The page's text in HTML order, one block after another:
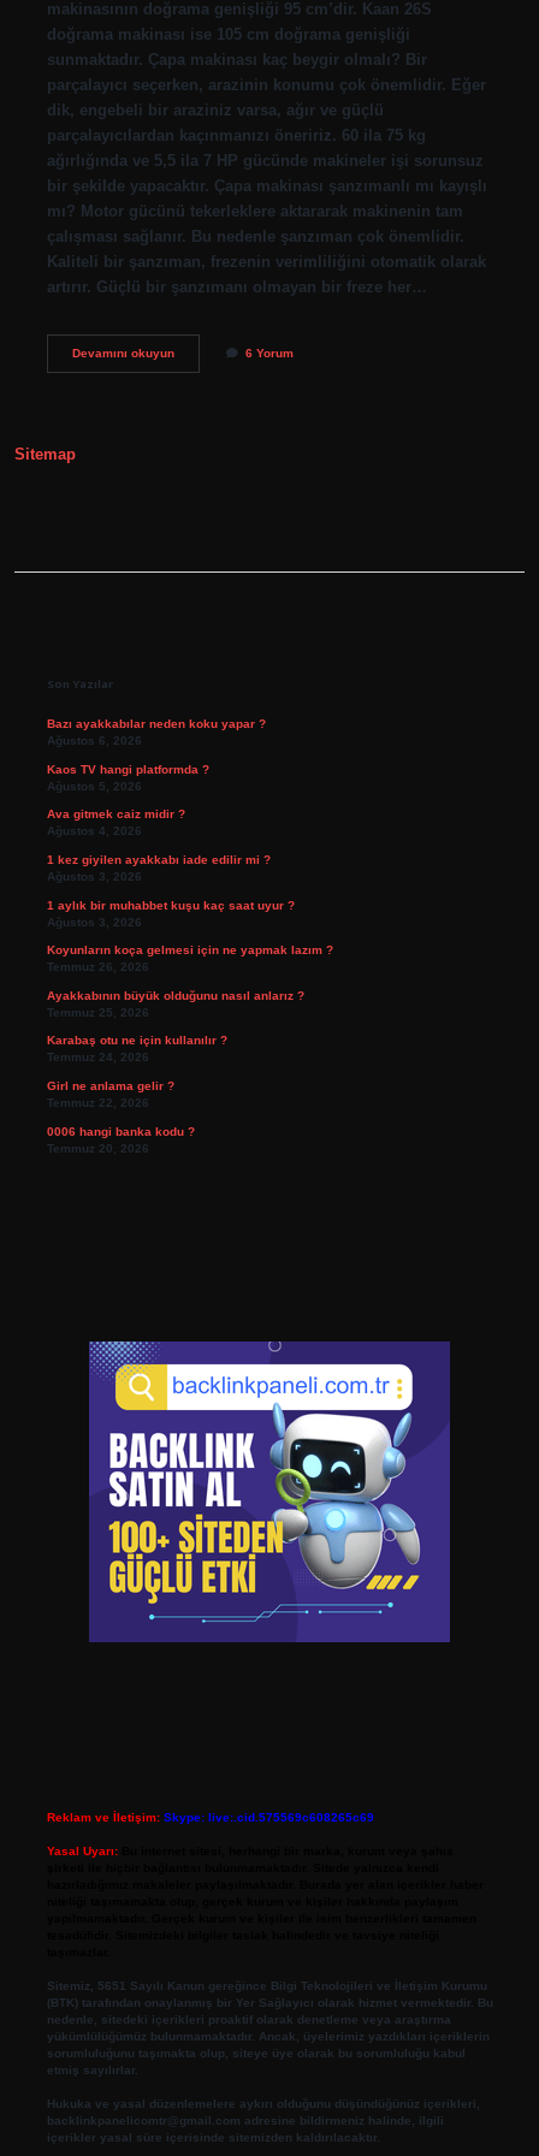
makinasının doğrama genişliği 95 cm’dir. Kaan 26S
doğrama makinası ise 105 cm doğrama genişliği
sunmaktadır. Çapa makinası kaç beygir olmalı? Bir
parçalayıcı seçerken, arazinin konumu çok önemlidir. Eğer
dik, engebeli bir araziniz varsa, ağır ve güçlü
parçalayıcılardan kaçınmanızı öneririz. 60 ila 75 kg
ağırlığında ve 5,5 ila 7 HP gücünde makineler işi sorunsuz
bir şekilde yapacaktır. Çapa makinası şanzımanlı mı kayışlı
mı? Motor gücünü tekerleklere aktararak makinenin tam
çalışması sağlanır. Bu nedenle şanzıman çok önemlidir.
Kaliteli bir şanzıman, frezenin verimliliğini otomatik olarak
artırır. Güçlü bir şanzımanı olmayan bir freze her…
Devamını okuyunEn
6 Yorum
Sitemap
Son Yazılar
Bazı ayakkabılar neden koku yapar ?
Ağustos 6, 2026
Kaos TV hangi platformda ?
Ağustos 5, 2026
Ava gitmek caiz midir ?
Ağustos 4, 2026
1 kez giyilen ayakkabı iade edilir mi ?
Ağustos 3, 2026
1 aylık bir muhabbet kuşu kaç saat uyur ?
Ağustos 3, 2026
Koyunların koça gelmesi için ne yapmak lazım ?
Temmuz 26, 2026
Ayakkabının büyük olduğunu nasıl anlarız ?
Temmuz 25, 2026
Karabaş otu ne için kullanılır ?
Temmuz 24, 2026
Girl ne anlama gelir ?
Temmuz 22, 2026
0006 hangi banka kodu ?
Temmuz 20, 2026
Reklam ve İletişim: Skype: live:.cid.575569c608265c69
Yasal Uyarı:
Sitemiz, 5651 Sayılı Kanun gereğince Bilgi Teknolojileri ve İletişim Kurumu
(BTK) tarafından onaylanmış bir Yer Sağlayıcı olarak hizmet vermektedir. Bu
nedenle, sitedeki içerikleri proaktif olarak denetleme veya araştırma
yükümlülüğümüz bulunmamaktadır. Ancak, üyelerimiz yazdıkları içeriklerin
sorumluluğunu taşımakta olup, siteye üye olarak bu sorumluluğu kabul
etmiş sayılırlar.
Hukuka ve yasal düzenlemelere aykırı olduğunu düşündüğünüz içerikleri,
backlinkpanelicomtr@gmail.com adresine bildirmeniz halinde, ilgili
içerikler yasal süre içerisinde sitemizden kaldırılacaktır.